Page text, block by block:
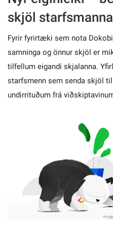
skjöl starfsmanna
Fyrir fyrirtæki sem nota
samninga og önnur skjöl er
tilfellum eigandi skjalanna.
starfsmenn sem senda skjöl
undirrituðum frá